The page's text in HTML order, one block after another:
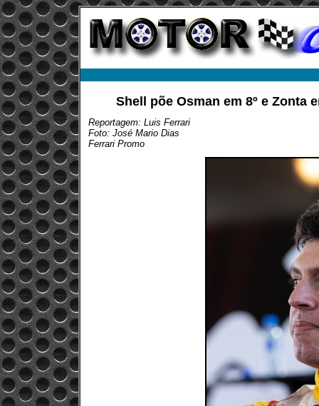
Shell põe Osman em 8º e Zonta
Reportagem: Luis Ferrari
Foto: José Mario Dias
Ferrari Promo